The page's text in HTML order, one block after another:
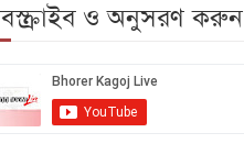
ও অনুসরণ করুন